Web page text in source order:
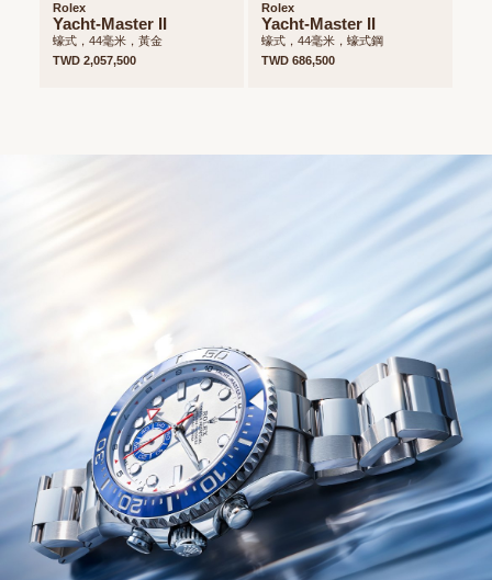
Rolex
Yacht-Master II
蠔式，44毫米，黃金
TWD 2,057,500
Rolex
Yacht-Master II
蠔式，44毫米，蠔式鋼
TWD 686,500